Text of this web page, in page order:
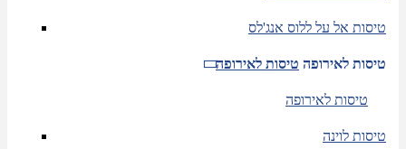
טיסות אל על ללוס אנג'לס
טיסות לאירופה טיסות לאירופה
טיסות לאירופה
טיסות לוינה